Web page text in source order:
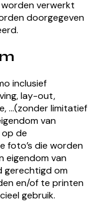
verwerkt
doorgegeven
inclusief
lay-out,
...(zonder limitatief
van
de
foto’s die worden
eigendom van
gerechtigd om
en/of te printen
gebruik.